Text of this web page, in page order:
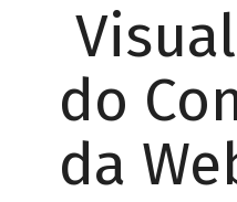
do
da